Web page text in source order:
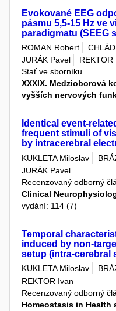
Evokované EEG
pásmu 5,5-15 Hz ve
paradigmatu (SEEG
ROMAN Robert
JURÁK Pavel
REKTOR
Stať ve sborníku
XXXIX. Medzioborová
vyšších nervových
Identical event-
frequent stimuli of
by intracerebral
KUKLETA Miloslav
JURÁK Pavel
Recenzovaný odborný
Clinical
vydání: 114 (7)
Temporal
induced by non-
setup (intra-cerebral
KUKLETA Miloslav
REKTOR Ivan
Recenzovaný odborný
Homeostasis in Health